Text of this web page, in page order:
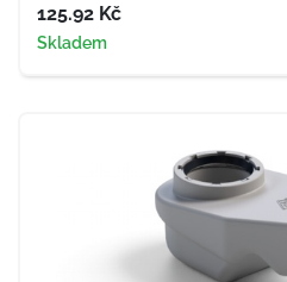
Cena
125.92 Kč
Dostupnost
Skladem